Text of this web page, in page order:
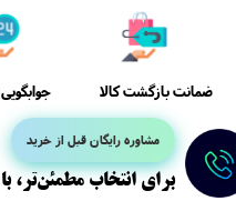
ضمانت بازگشت کالا جوابگویی 24 ساعته
مشاوره رایگان قبل از خرید
​برای انتخاب